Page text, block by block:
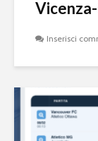
Inserisci